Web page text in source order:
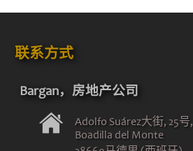
联系方式
Bargan，房地产公司
Adolfo Suárez大街, 25号,
Boadilla del Monte